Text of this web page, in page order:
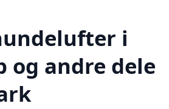
i
og andre dele